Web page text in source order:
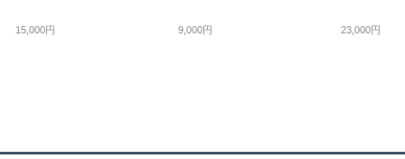
15,000円 9,000円 23,000円